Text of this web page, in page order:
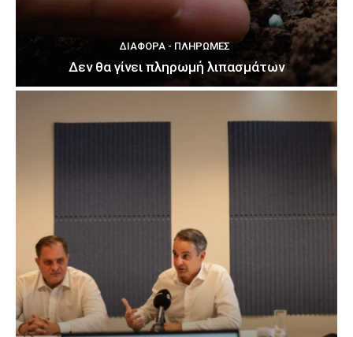
ΔΙΆΦΟΡΑ - ΠΛΗΡΩΜΈΣ
Δεν θα γίνει πληρωμή λιπασμάτων